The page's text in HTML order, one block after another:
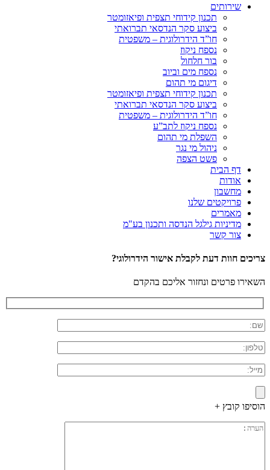
שירותים
תכנון קידוחי תצפית ופיאזומטר
ביצוע סקר הנדסאי תברואתי
חו”ד הידרולוגית – משפטית
נספח ניקוז
בור חלחול
נספח מים וביוב
דיגום מי תהום
תכנון קידוחי תצפית ופיאזומטר
ביצוע סקר הנדסאי תברואתי
חו”ד הידרולוגית – משפטית
נספח ניקוז לתב”ע
השפלת מי תהום
ניהול מי נגר
פשט הצפה
דף הבית
אודות
מחשבון
פרויקטים שלנו
מאמרים
מדיניות גילגל הנדסה ותכנון בע"מ
צור קשר
צריכים חוות דעת לקבלת אישור הידרולוגי?
השאירו פרטים ונחזור אליכם בהקדם
הוסיפו קובץ +